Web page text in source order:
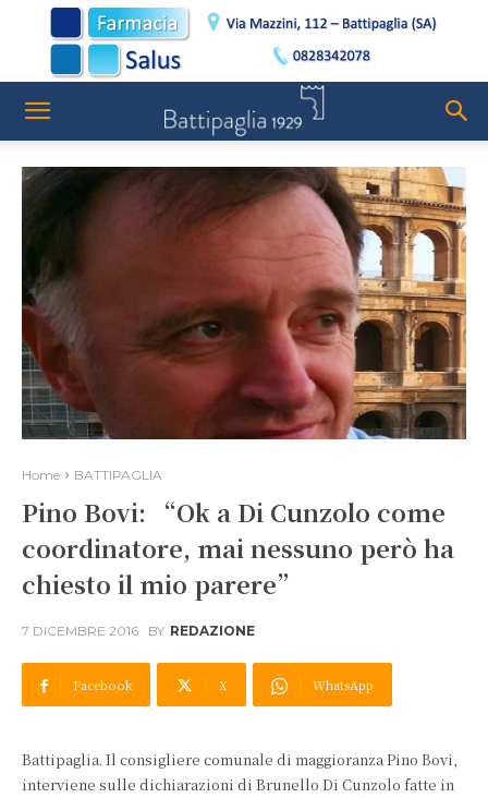
Home BATTIPAGLIA
Pino Bovi: “Ok a Di Cunzolo come
coordinatore, mai nessuno però ha
chiesto il mio parere”
7 DICEMBRE 2016 BY REDAZIONE
Facebook X WhatsApp
Battipaglia. Il consigliere comunale di maggioranza Pino Bovi,
interviene sulle dichiarazioni di Brunello Di Cunzolo fatte in